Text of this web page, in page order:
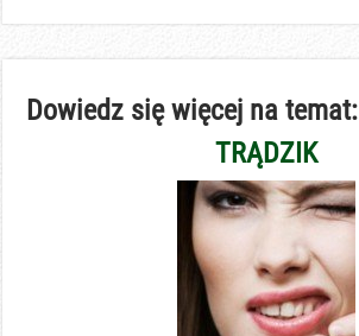
Dowiedz się więcej na temat:
TRĄDZIK